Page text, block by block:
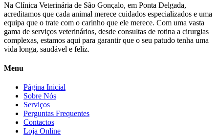
Na Clínica Veterinária de São Gonçalo, em Ponta Delgada,
acreditamos que cada animal merece cuidados especializados e uma
equipa que o trate com o carinho que ele merece. Com uma vasta
gama de serviços veterinários, desde consultas de rotina a cirurgias
complexas, estamos aqui para garantir que o seu patudo tenha uma
vida longa, saudável e feliz.
Menu
Página Inicial
Sobre Nós
Serviços
Perguntas Frequentes
Contactos
Loja Online